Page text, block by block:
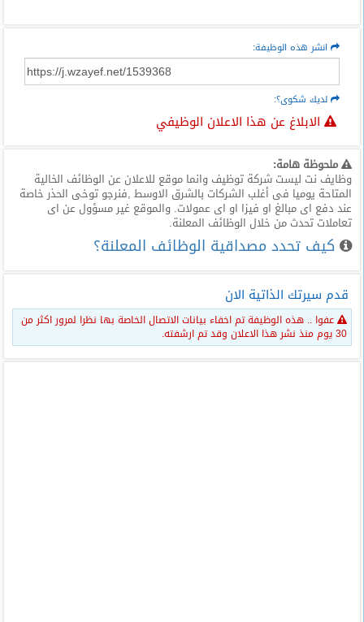
انشر هذه الوظيفة:
لديك شكوى؟:
الابلاغ عن هذا الاعلان الوظيفي
ملحوظة هامة:
وظايف نت ليست شركة توظيف وانما موقع للاعلان عن الوظائف الخالية
المتاحة يوميا فى أغلب الشركات بالشرق الاوسط ,فنرجو توخى الحذر خاصة
عند دفع اى مبالغ او فيزا او اى عمولات. والموقع غير مسؤول عن اى
تعاملات تحدث من خلال الوظائف المعلنة.
كيف تحدد مصداقية الوظائف المعلنة؟
قدم سيرتك الذاتية الان
عفوا .. هذه الوظيفة تم اخفاء بيانات الاتصال الخاصة بها نظرا لمرور اكثر من
30 يوم منذ نشر هذا الاعلان وقد تم ارشفته.